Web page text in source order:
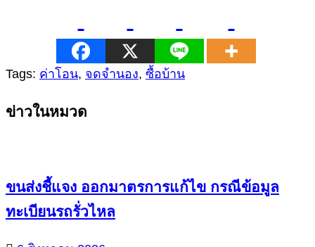
Tags: ค่าโอน, จดจำนอง, ซื้อบ้าน
Continue
ข่าวในหมวด
ขนส่งชี้แจง ออกมาตรการแก้ไข กรณีข้อมูล
ทะเบียนรถรั่วไหล